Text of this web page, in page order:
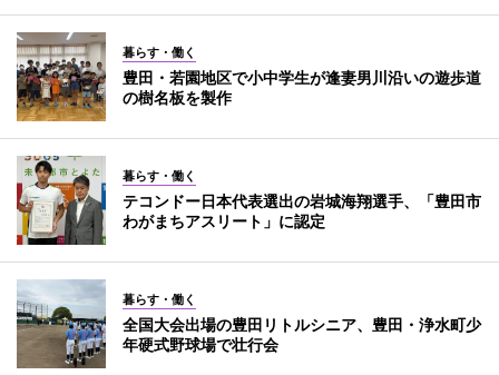
暮らす・働く
豊田・若園地区で小中学生が逢妻男川沿いの遊歩道
の樹名板を製作
暮らす・働く
テコンドー日本代表選出の岩城海翔選手、「豊田市
わがまちアスリート」に認定
暮らす・働く
全国大会出場の豊田リトルシニア、豊田・浄水町少
年硬式野球場で壮行会